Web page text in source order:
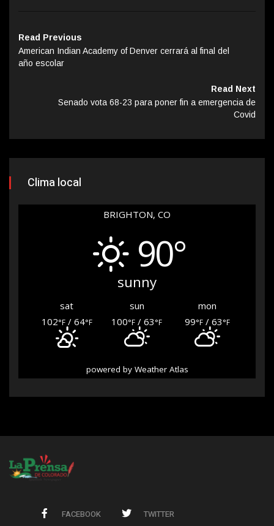
Read Previous
American Indian Academy of Denver cerrará al final del
año escolar
Read Next
Senado vota 68-23 para poner fin a emergencia de
Covid
Clima local
BRIGHTON, CO
90°
sunny
sat sun
mon
102°F/ 64°F 100°F / 63°F 99°F/ 63°F
powered by Weather Atlas
FACEBOOK TWITTER